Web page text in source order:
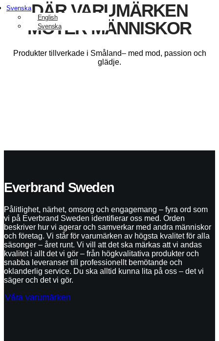
Svenska
English
Svenska
DÄR VARUMÄRKEN
MÖTER MÄNNISKOR
Produkter tillverkade i Småland– med mod, passion och
glädje.
Everbrand Sweden
Pålitlighet, närhet, omsorg och engagemang – fyra ord som
vi på Everbrand Sweden identifierar oss med. Orden
beskriver hur vi agerar och samverkar med andra människor
och företag. Vi står för varumärken av högsta kvalitet för alla
säsonger – året runt. Vi vill att det ska märkas att vi andas
kvalitet i allt det vi gör – från högkvalitativa produkter och
snabba leveranser till professionellt bemötande och
oklanderlig service. Du ska alltid kunna lita på oss – det vi
säger och det vi gör.
Våra varumärken